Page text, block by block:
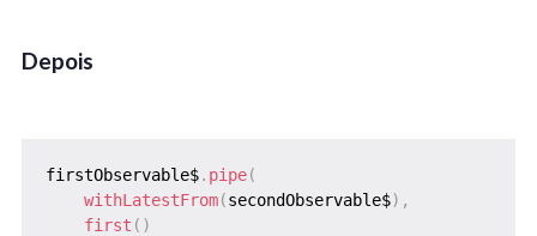
Depois
firstObservable$. pipe(
withLatestFrom(secondObservable$) ,
first ( )